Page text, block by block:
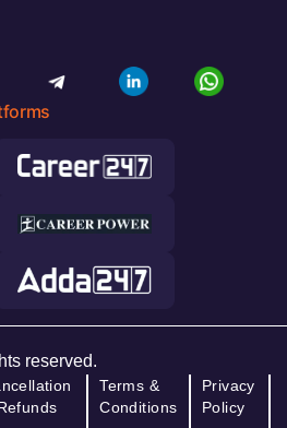
reserved.
Terms &
Conditions
Privacy
Policy